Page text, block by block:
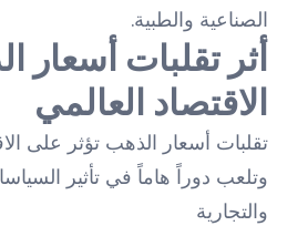
الصناعية والطبية.
أثر تقلبات أسعار
الاقتصاد العالمي
تقلبات أسعار الذهب تؤثر على
وتلعب دوراً هاماً في تأثير
والتجارية